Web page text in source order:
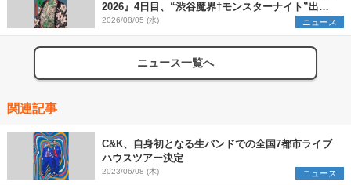
2026』4日目、“渋谷魔界†モンスターナイト”出演6
組を発表
2026/08/05 (水) ニュース
ニュース一覧へ
関連記事
C&K、自身初となる生バンドでの全国7都市ライブ
ハウスツアー決定
2023/06/08 (木) ニュース